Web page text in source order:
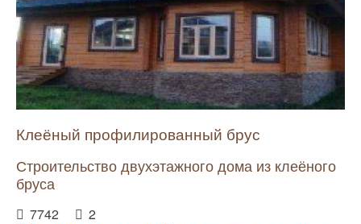
Клеёный профилированный брус
Строительство двухэтажного дома из клеёного
бруса
7742 2